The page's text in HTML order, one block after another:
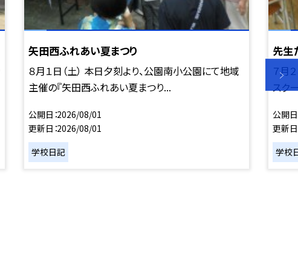
矢田西ふれあい夏まつり
８月１日（土） 本日夕刻より、公園南小公園にて地域
主催の『矢田西ふれあい夏まつり...
公開日 2026/08/01
更新日 2026/08/01
学校日記
先生
７月
スク
公開日
更新日
学校